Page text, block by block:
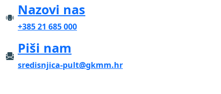
Nazovi nas
+385 21 685 000
Piši nam
sredisnjica-pult@gkmm.hr